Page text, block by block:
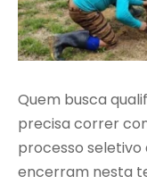
Quem busca
precisa correr
processo seletivo
encerram nesta